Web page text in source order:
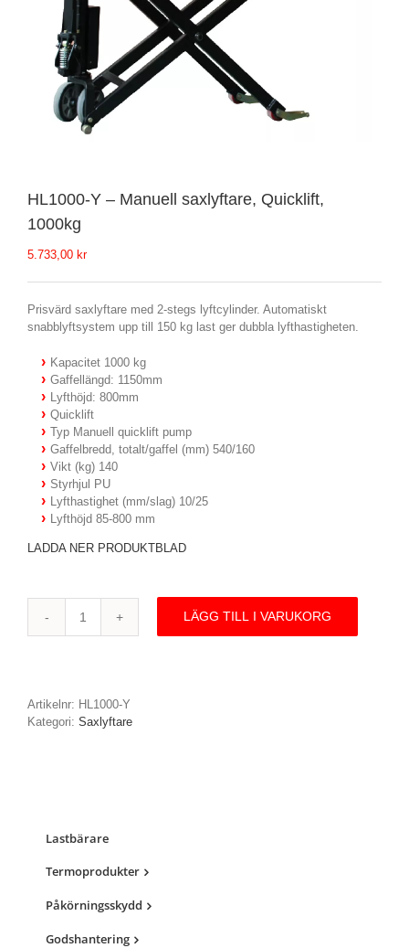
HL1000-Y – Manuell saxlyftare, Quicklift,
1000kg
5.733,00 kr
Prisvärd saxlyftare med 2-stegs lyftcylinder. Automatiskt
snabblyftsystem upp till 150 kg last ger dubbla lyfthastigheten.
Kapacitet 1000 kg
Gaffellängd: 1150mm
Lyfthöjd: 800mm
Quicklift
Typ Manuell quicklift pump
Gaffelbredd, totalt/gaffel (mm) 540/160
Vikt (kg) 140
Styrhjul PU
Lyfthastighet (mm/slag) 10/25
Lyfthöjd 85-800 mm
LADDA NER PRODUKTBLAD
HL1000-
Quicklift,
1000kg
LÄGG TILL I VARUKORG
Artikelnr: HL1000-Y
Kategori: Saxlyftare
Lastbärare
Termoprodukter
Påkörningsskydd
Godshantering